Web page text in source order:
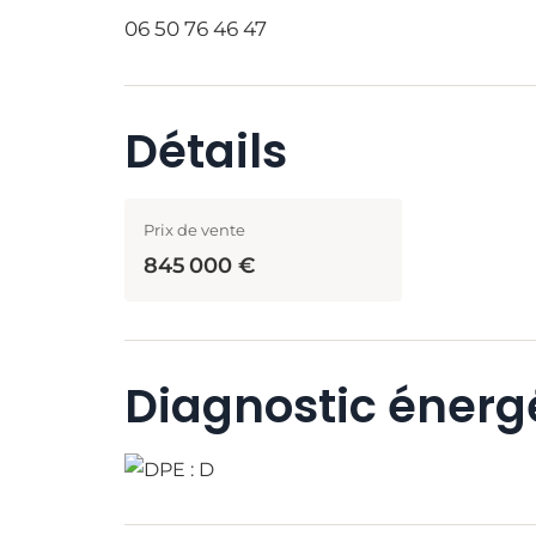
06 50 76 46 47
Détails
Prix de vente
845 000 €
Diagnostic